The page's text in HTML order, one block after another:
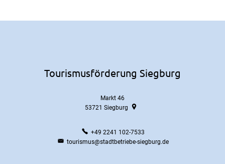
Tourismusförderung Siegburg
Markt 46
53721 Siegburg
+49 2241 102-7533
tourismus@stadtbetriebe-siegburg.de